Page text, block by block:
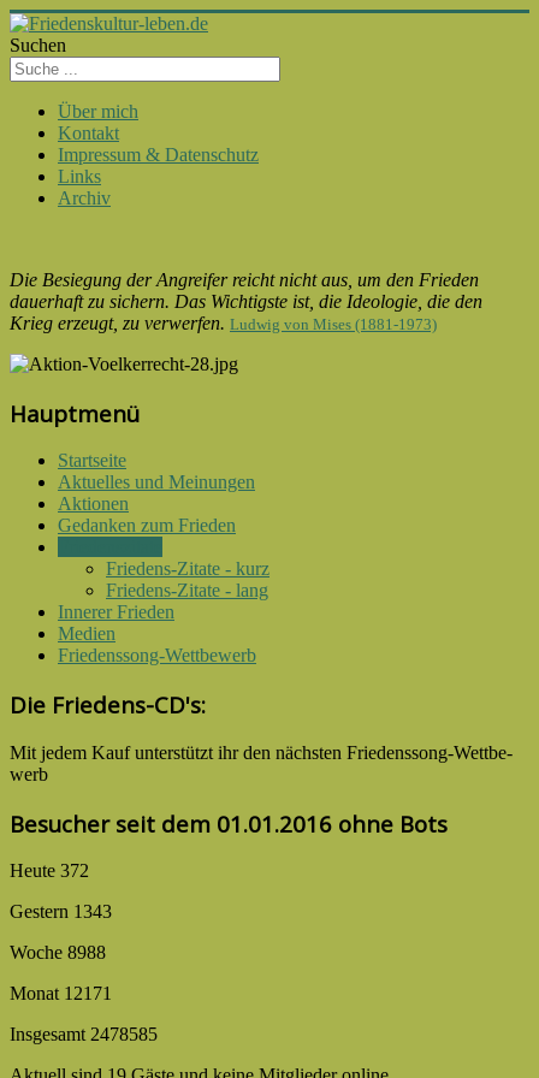
Suchen
Über mich
Kontakt
Impressum & Datenschutz
Links
Archiv
Die Besiegung der Angreifer reicht nicht aus, um den Frieden
dauerhaft zu sichern. Das Wichtigste ist, die Ideologie, die den
Krieg erzeugt, zu verwerfen. Ludwig von Mises (1881-1973)
Hauptmenü
Startseite
Aktuelles und Meinungen
Aktionen
Gedanken zum Frieden
Friedens-Zitate - kurz
Friedens-Zitate - lang
Innerer Frieden
Medien
Friedenssong-Wettbewerb
Die Friedens-CD's:
Mit jedem Kauf unter­stützt ihr den nächsten Friedens­song-­Wettbe­
werb
Besucher seit dem 01.01.2016 ohne Bots
Heute 372
Gestern 1343
Woche 8988
Monat 12171
Insgesamt 2478585